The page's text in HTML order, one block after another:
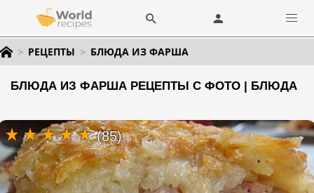
РЕЦЕПТЫ БЛЮДА ИЗ ФАРША
БЛЮДА ИЗ ФАРША РЕЦЕПТЫ С ФОТО | БЛЮДА
(85)